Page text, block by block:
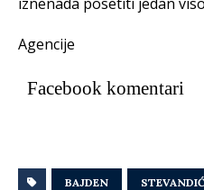
Agencije
Facebook komentari
BAJDEN STEVANDIĆ